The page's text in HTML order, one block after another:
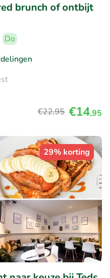
brunch of ontbijt
Do
€22,95 €14,95
29% korting